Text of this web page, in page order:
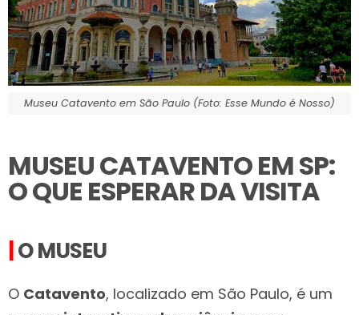
Museu Catavento em São Paulo (Foto: Esse Mundo é Nosso)
MUSEU CATAVENTO EM SP:
O QUE ESPERAR DA VISITA
|O MUSEU
O Catavento, localizado em São Paulo, é um